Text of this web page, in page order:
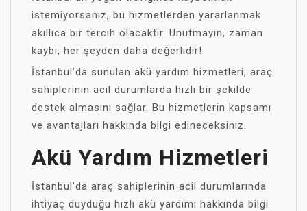
istemiyorsanız, bu hizmetlerden yararlanmak
akıllıca bir tercih olacaktır. Unutmayın, zaman
kaybı, her şeyden daha değerlidir!
İstanbul’da sunulan akü yardım hizmetleri, araç
sahiplerinin acil durumlarda hızlı bir şekilde
destek almasını sağlar. Bu hizmetlerin kapsamı
ve avantajları hakkında bilgi edineceksiniz.
Akü Yardım Hizmetleri
İstanbul’da araç sahiplerinin acil durumlarında
ihtiyaç duyduğu hızlı akü yardımı hakkında bilgi